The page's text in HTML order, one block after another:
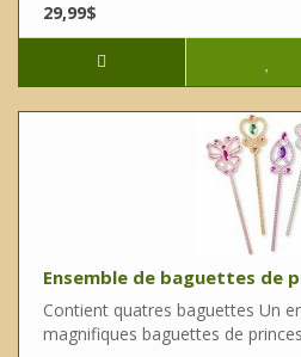
29,99$
Ensemble de baguettes de
Contient quatres baguettes Un
magnifiques baguettes de